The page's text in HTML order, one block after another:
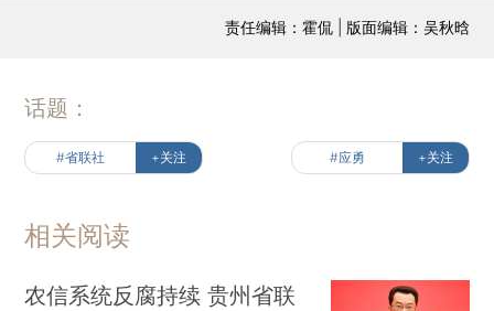
责任编辑：霍侃 | 版面编辑：吴秋晗
话题：
#省联社 +关注 #应勇 +关注
相关阅读
农信系统反腐持续 贵州省联